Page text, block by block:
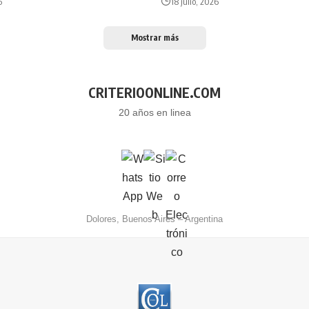
Mostrar más
CRITERIOONLINE.COM
20 años en linea
Dolores, Buenos Aires – Argentina